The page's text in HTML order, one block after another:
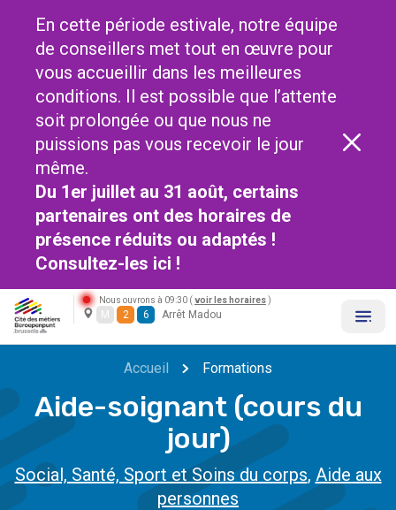
En cette période estivale, notre équipe
de conseillers met tout en œuvre pour
vous accueillir dans les meilleures
conditions. Il est possible que l’attente
soit prolongée ou que nous ne
puissions pas vous recevoir le jour
même.
Du 1er juillet au 31 août, certains
partenaires ont des horaires de
présence réduits ou adaptés !
Consultez-les ici !
Nous ouvrons à 09:30 ( voir les horaires )
M 2 6 Arrêt Madou
Accueil Formations
Aide-soignant (cours du
jour)
Social, Santé, Sport et Soins du corps, Aide aux
personnes